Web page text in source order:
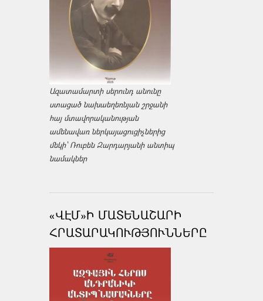
Ազատամարտի սերունդ անունը
ստացած նախաեղեռնյան շրջանի
հայ մտավորականության
ամենավառ ներկայացուցիչներից
մեկի՝ Ռուբեն Զարդարյանի անտիպ
նամակներ
«ՎԷՄ»Ի ՄԱՏԵՆԱՇԱՐԻ
ՀՐԱՏԱՐԱԿՈՒԹՅՈՒՆՆԵՐԸ